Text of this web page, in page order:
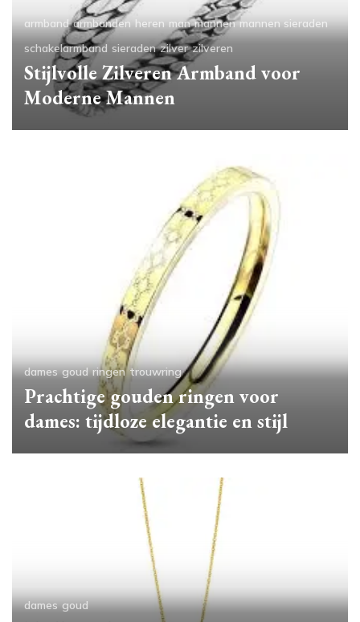
armband armbanden heren man mannen mannen sieraden
schakelarmband sieraden zilver zilveren
Stijlvolle Zilveren Armband voor
Moderne Mannen
dames goud ringen trouwring
Prachtige gouden ringen voor
dames: tijdloze elegantie en stijl
dames goud